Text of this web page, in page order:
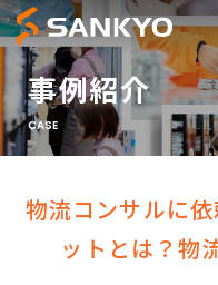
事例紹介
CASE
物流コンサルに
ットとは？物